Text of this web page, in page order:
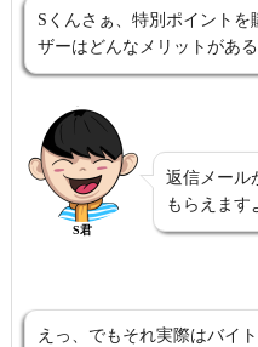
Sくんさぁ、特別ポイントを
ザーはどんなメリットがあ
S君
返信メール
もらえます
えっ、でもそれ実際はバイ